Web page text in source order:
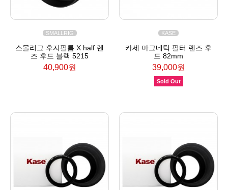
SMALLRIG
스몰리그 후지필름 X half 렌
즈 후드 블랙 5215
40,900원
KASE
카세 마그네틱 필터 렌즈 후
드 82mm
39,000원
Sold Out